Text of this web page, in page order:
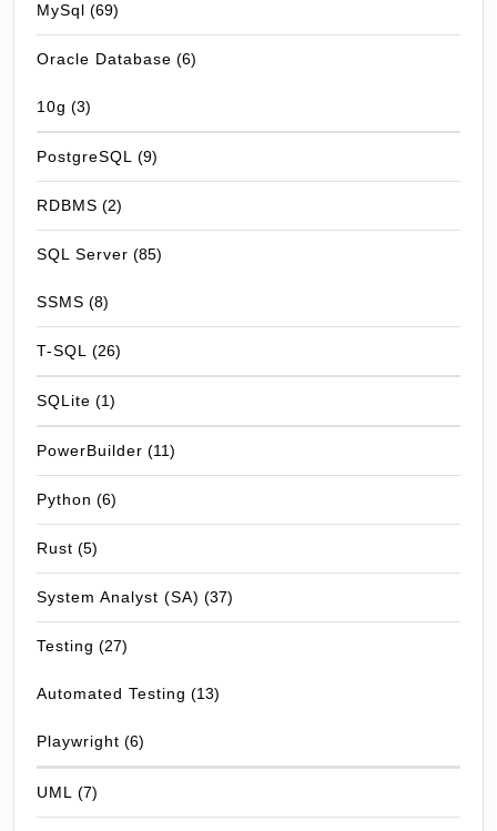
MySql (69)
Oracle Database (6)
10g (3)
PostgreSQL (9)
RDBMS (2)
SQL Server (85)
SSMS (8)
T-SQL (26)
SQLite (1)
PowerBuilder (11)
Python (6)
Rust (5)
System Analyst (SA) (37)
Testing (27)
Automated Testing (13)
Playwright (6)
UML (7)